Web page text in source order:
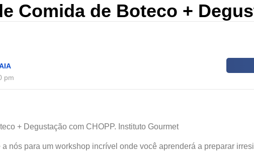
Comida de Boteco +
pm
+ Degustação com CHOPP. Instituto Gourmet
a nós para um workshop incrível onde você aprenderá a preparar